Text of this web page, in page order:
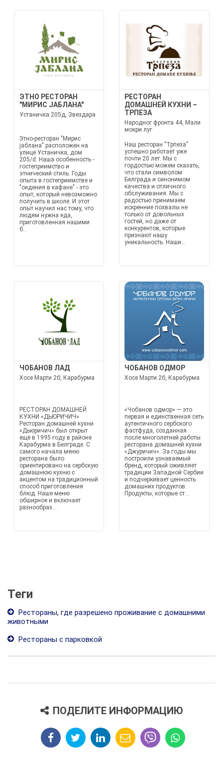
ЭТНО РЕСТОРАН
"МИРИС ЈАБЛАНА"
Устаничка 205д, Звездара
Этно-ресторан "Мирис
јаблана" расположен на
улице Устаничка, дом
205/d. Наша особенность -
гостеприимство и
этнический стиль. Годы
опыта в гостеприимстве и
"сидения в кафане" - это
опыт, который невозможно
получить в школе. И этот
опыт научил нас тому, что
людям нужна еда,
приготовленная нашими
б...
РЕСТОРАН
ДОМАШНЕЙ КУХНИ –
ТРПЕЗА
Народног фронта 44, Мали
мокри луг
Наш ресторан "Трпеза"
успешно работает уже
почти 20 лет. Мы с
гордостью можем сказать,
что стали символом
Белграда и синонимом
качества и отличного
обслуживания. Мы с
радостью принимаем
искренние похвалы не
только от довольных
гостей, но даже от
конкурентов, которые
признают нашу
уникальность. Наши...
ЧОБАНОВ ЛАД
Хосе Марти 2б, Карабурма
РЕСТОРАН ДОМАШНЕЙ
КУХНИ «ДЬЮРИЧИЧ»
Ресторан домашней кухни
«Дьюричич» был открыт
ещё в 1995 году в районе
Карабурма в Белграде. С
самого начала меню
ресторана было
ориентировано на сербскую
домашнюю кухню с
акцентом на традиционный
способ приготовления
блюд. Наше меню
обширное и включает
разнообраз...
ЧОБАНОВ ОДМОР
Хосе Марти 2б, Карабурма
«Чобанов одмор» — это
первая и единственная сеть
аутентичного сербского
фастфуда, созданная
после многолетней работы
ресторана домашней кухни
«Джуричич». За годы мы
построили узнаваемый
бренд, который оживляет
традиции Западной Сербии
и подчеркивает ценность
домашних продуктов.
Продукты, которые ст...
Теги
Рестораны, где разрешено проживание с домашними
животными
Рестораны с парковкой
ПОДЕЛИТЕ ИНФОРМАЦИЮ